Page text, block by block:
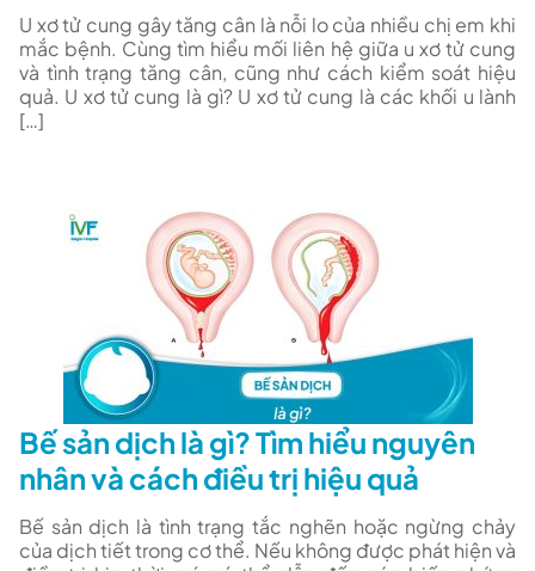
U xơ tử cung gây tăng cân là nỗi lo của nhiều chị em khi
mắc bệnh. Cùng tìm hiểu mối liên hệ giữa u xơ tử cung
và tình trạng tăng cân, cũng như cách kiểm soát hiệu
quả. U xơ tử cung là gì? U xơ tử cung là các khối u lành
[…]
Bế sản dịch là gì? Tìm hiểu nguyên
nhân và cách điều trị hiệu quả
Bế sản dịch là tình trạng tắc nghẽn hoặc ngừng chảy
của dịch tiết trong cơ thể. Nếu không được phát hiện và